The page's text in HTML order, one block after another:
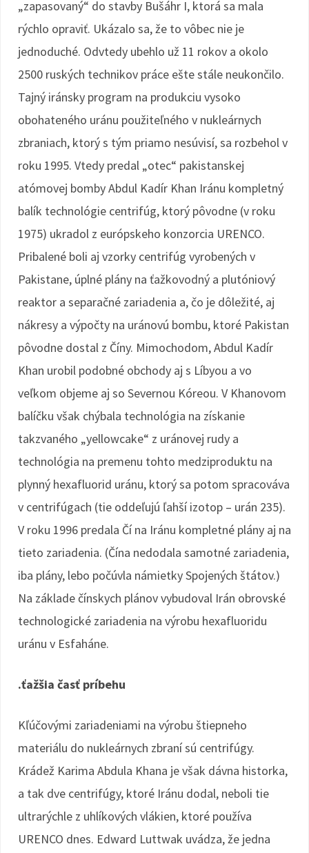
„zapasovaný“ do stavby Bušáhr I, ktorá sa mala
rýchlo opraviť. Ukázalo sa, že to vôbec nie je
jednoduché. Odvtedy ubehlo už 11 rokov a okolo
2500 ruských technikov práce ešte stále neukončilo.
Tajný iránsky program na produkciu vysoko
obohateného uránu použiteľného v nukleárnych
zbraniach, ktorý s tým priamo nesúvisí, sa rozbehol v
roku 1995. Vtedy predal „otec“ pakistanskej
atómovej bomby Abdul Kadír Khan Iránu kompletný
balík technológie centrifúg, ktorý pôvodne (v roku
1975) ukradol z európskeho konzorcia URENCO.
Pribalené boli aj vzorky centrifúg vyrobených v
Pakistane, úplné plány na ťažkovodný a plutóniový
reaktor a separačné zariadenia a, čo je dôležité, aj
nákresy a výpočty na uránovú bombu, ktoré Pakistan
pôvodne dostal z Číny. Mimochodom, Abdul Kadír
Khan urobil podobné obchody aj s Líbyou a vo
veľkom objeme aj so Severnou Kóreou. V Khanovom
balíčku však chýbala technológia na získanie
takzvaného „yellowcake“ z uránovej rudy a
technológia na premenu tohto medziproduktu na
plynný hexafluorid uránu, ktorý sa potom spracováva
v centrifúgach (tie oddeľujú ľahší izotop – urán 235).
V roku 1996 predala Čí na Iránu kompletné plány aj na
tieto zariadenia. (Čína nedodala samotné zariadenia,
iba plány, lebo počúvla námietky Spojených štátov.)
Na základe čínskych plánov vybudoval Irán obrovské
technologické zariadenia na výrobu hexafluoridu
uránu v Esfaháne.
.ťažšia časť príbehu
Kľúčovými zariadeniami na výrobu štiepneho
materiálu do nukleárnych zbraní sú centrifúgy.
Krádež Karima Abdula Khana je však dávna historka,
a tak dve centrifúgy, ktoré Iránu dodal, neboli tie
ultrarýchle z uhlíkových vlákien, ktoré používa
URENCO dnes. Edward Luttwak uvádza, že jedna